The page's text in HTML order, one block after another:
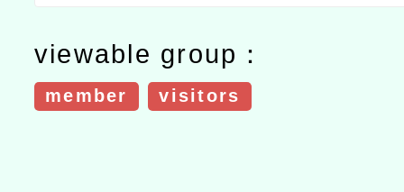
viewable group：
member visitors